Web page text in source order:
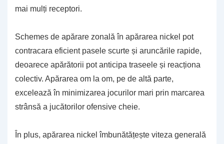
mai mulți receptori.
Schemes de apărare zonală în apărarea nickel pot
contracara eficient pasele scurte și aruncările rapide,
deoarece apărătorii pot anticipa traseele și reacționa
colectiv. Apărarea om la om, pe de altă parte,
excelează în minimizarea jocurilor mari prin marcarea
strânsă a jucătorilor ofensive cheie.
În plus, apărarea nickel îmbunătățește viteza generală